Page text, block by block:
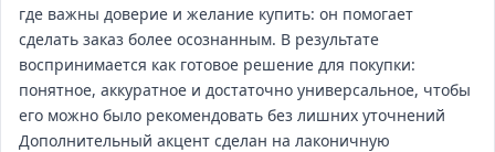
где важны доверие и желание купить: он помогает
сделать заказ более осознанным. В результате
воспринимается как готовое решение для покупки:
понятное, аккуратное и достаточно универсальное, чтобы
его можно было рекомендовать без лишних уточнений
Дополнительный акцент сделан на лаконичную